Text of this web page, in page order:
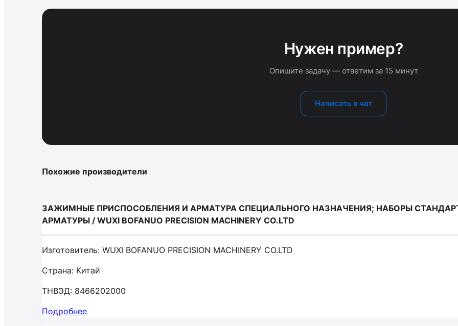
Нужен пример?
Опишите задачу — ответим за 15 минут
Написать в чат
Похожие производители
ЗАЖИМНЫЕ ПРИСПОСОБЛЕНИЯ И АРМАТУРА СПЕЦИАЛЬНОГО НАЗНАЧЕНИЯ; НАБОРЫ
АРМАТУРЫ / WUXI BOFANUO PRECISION MACHINERY CO.LTD
Изготовитель: WUXI BOFANUO PRECISION MACHINERY CO.LTD
Страна: Китай
ТНВЭД: 8466202000
Подробнее